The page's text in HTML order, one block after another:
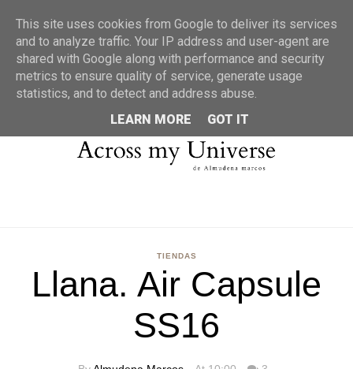
MENU
TIENDAS
Llana. Air Capsule
SS16
This site uses cookies from Google to deliver its services
and to analyze traffic. Your IP address and user-agent are
shared with Google along with performance and security
metrics to ensure quality of service, generate usage
statistics, and to detect and address abuse.
LEARN MORE
GOT IT